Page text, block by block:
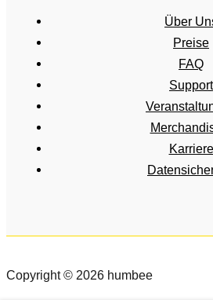
Über
Preise
FAQ
Support
Karriere
Copyright © 2026 humbee